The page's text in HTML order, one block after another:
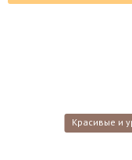
Красивые и